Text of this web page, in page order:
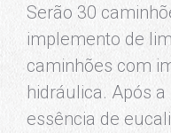
Serão 30
implemento de
caminhões com
hidráulica. Após
essência de